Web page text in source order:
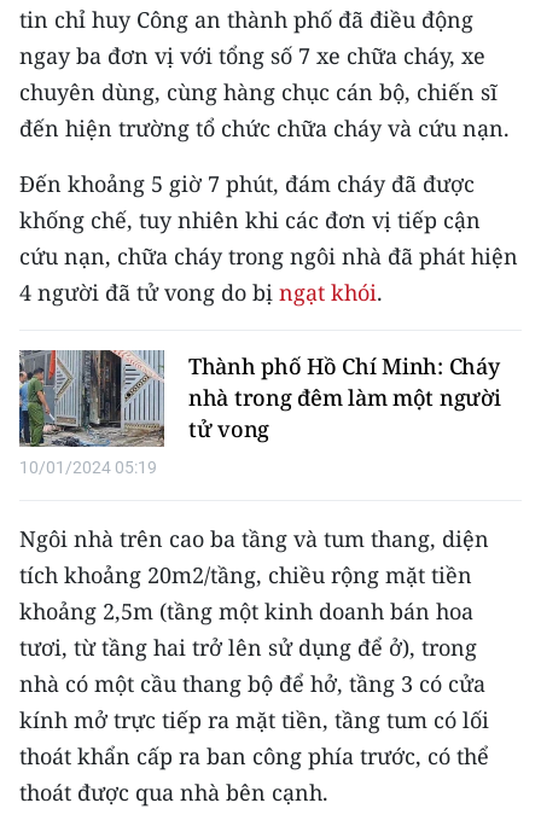
BẠN ĐỌC
KIỂM CHỨNG THÔNG TIN
54 DÂN TỘC VIỆT NAM
CHƯƠNG TRÌNH OCOP - MỖI XÃ
MỘT SẢN PHẨM
RADIO
MEDIA CENTER
Video
Media Chính trị
Media Kinh tế
Media Văn hóa
Media Xã hội
Media Pháp luật
tin chỉ huy Công an thành phố đã điều động
ngay ba đơn vị với tổng số 7 xe chữa cháy, xe
chuyên dùng, cùng hàng chục cán bộ, chiến sĩ
đến hiện trường tổ chức chữa cháy và cứu nạn.
Đến khoảng 5 giờ 7 phút, đám cháy đã được
khống chế, tuy nhiên khi các đơn vị tiếp cận
cứu nạn, chữa cháy trong ngôi nhà đã phát hiện
4 người đã tử vong do bị ngạt khói.
Thành phố Hồ Chí Minh: Cháy
nhà trong đêm làm một người
tử vong
10/01/2024 05:19
Ngôi nhà trên cao ba tầng và tum thang, diện
tích khoảng 20m2/tầng, chiều rộng mặt tiền
khoảng 2,5m (tầng một kinh doanh bán hoa
tươi, từ tầng hai trở lên sử dụng để ở), trong
nhà có một cầu thang bộ để hở, tầng 3 có cửa
kính mở trực tiếp ra mặt tiền, tầng tum có lối
thoát khẩn cấp ra ban công phía trước, có thể
thoát được qua nhà bên cạnh.